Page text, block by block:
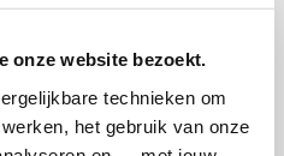
onze website bezoekt.
technieken om
het gebruik van onze
badges